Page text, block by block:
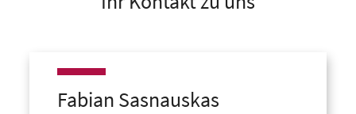
Fabian Sasnauskas